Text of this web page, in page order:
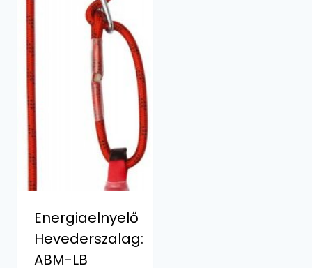
Energiaelnyelő
Hevederszalag:
ABM-LB